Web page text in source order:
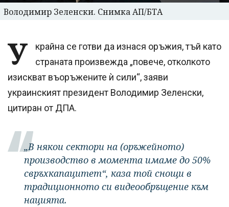
Володимир Зеленски. Снимка АП/БТА
У
крайна се готви да изнася оръжия, тъй като
страната произвежда „повече, отколкото
изискват въоръжените ѝ сили“, заяви
украинският президент Володимир Зеленски,
цитиран от ДПА.
„В някои сектори на (оръжейното)
производство в момента имаме до 50%
свръхкапацитет“, каза той снощи в
традиционното си видеообръщение към
нацията.